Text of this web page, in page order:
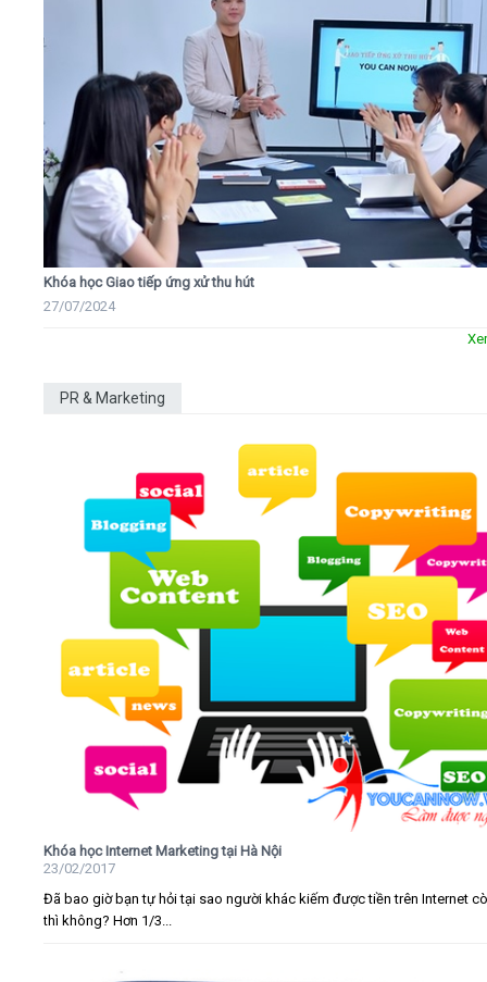
Khóa học Giao tiếp ứng xử thu hút
27/07/2024
PR & Marketing
Khóa học Internet Marketing tại Hà Nội
23/02/2017
Đã bao giờ bạn tự hỏi tại sao người khác kiếm được tiền trên Internet
thì không? Hơn 1/3...